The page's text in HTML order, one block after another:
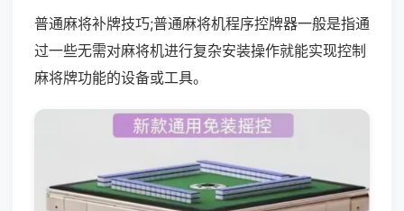
普通麻将补牌技巧;普通麻将机程序控牌器一般是指通
过一些无需对麻将机进行复杂安装操作就能实现控制
麻将牌功能的设备或工具。